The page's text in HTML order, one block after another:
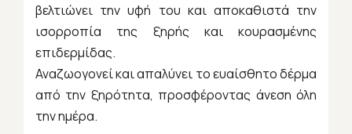
βελτιώνει την υφή του και αποκαθιστά την
ισορροπία της ξηρής και κουρασμένης
επιδερμίδας.
Αναζωογονεί και απαλύνει το ευαίσθητο δέρμα
από την ξηρότητα, προσφέροντας άνεση όλη
την ημέρα.